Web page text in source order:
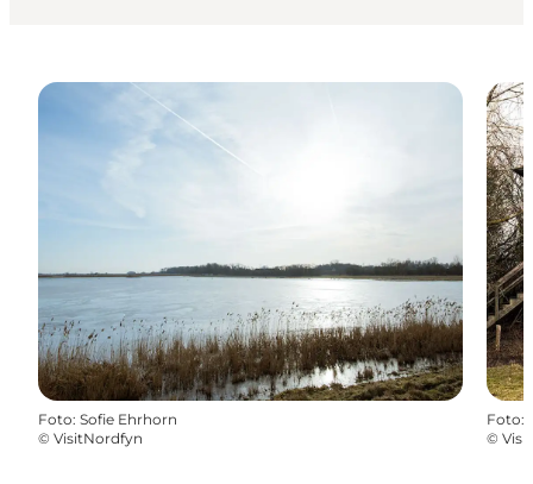
Foto: Sofie Ehrhorn
© VisitNordfyn
Foto:
©